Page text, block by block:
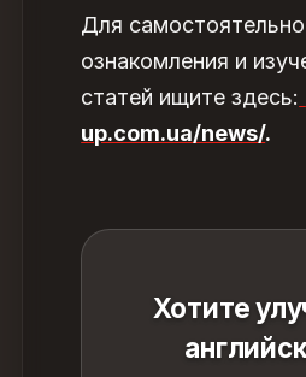
Для
ознакомления и
статей ищите здесь:
up.com.ua/news/.
Хотите